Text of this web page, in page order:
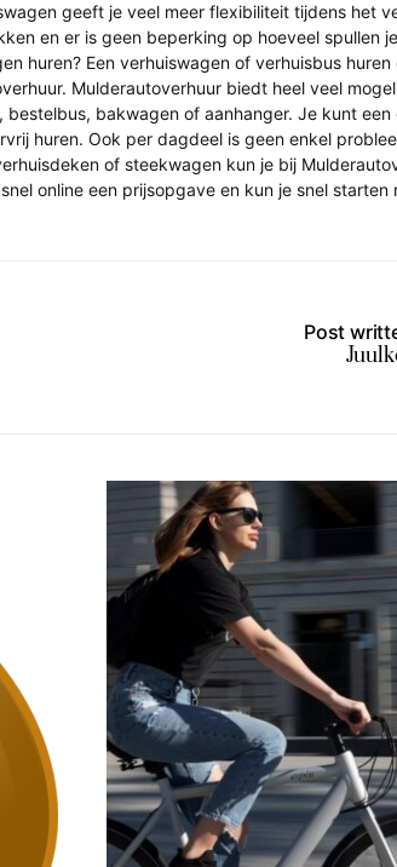
geeft je veel meer flexibiliteit tijdens het
en er is geen beperking op hoeveel spullen
huren? Een verhuiswagen of verhuisbus
Mulderautoverhuur biedt heel veel
bestelbus, bakwagen of aanhanger. Je kunt
huren. Ook per dagdeel is geen enkel
of steekwagen kun je bij
online een prijsopgave en kun je snel starten
Post